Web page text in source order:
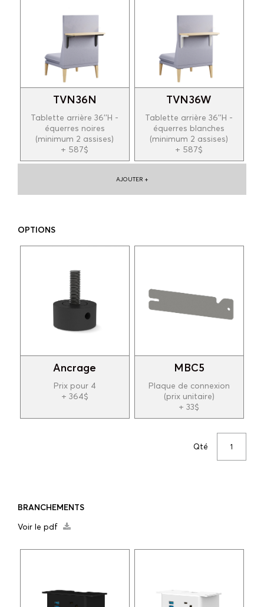
TVN36N
Tablette arrière 36''H -
équerres noires
(minimum 2 assises)
+ 587$
TVN36W
Tablette arrière 36''H -
équerres blanches
(minimum 2 assises)
+ 587$
AJOUTER +
OPTIONS
Ancrage
Prix pour 4
+ 364$
MBC5
Plaque de connexion
(prix unitaire)
+ 33$
Qté
BRANCHEMENTS
Voir le pdf